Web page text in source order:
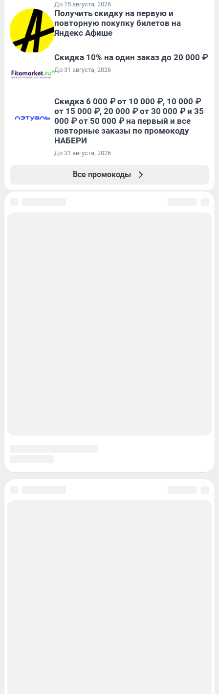
До 15 августа, 2026
Получить скидку на первую и
повторную покупку билетов на
Яндекс Афише
Скидка 10% на один заказ до 20 000 ₽
До 31 августа, 2026
Скидка 6 000 ₽ от 10 000 ₽, 10 000 ₽
от 15 000 ₽, 20 000 ₽ от 30 000 ₽ и 35
000 ₽ от 50 000 ₽ на первый и все
повторные заказы по промокоду
НАБЕРИ
До 31 августа, 2026
Все промокоды